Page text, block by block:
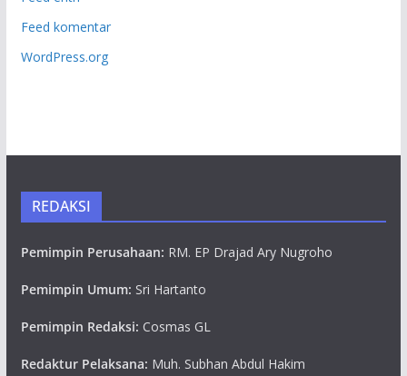
Feed komentar
WordPress.org
REDAKSI
Pemimpin Perusahaan: RM. EP Drajad Ary Nugroho
Pemimpin Umum: Sri Hartanto
Pemimpin Redaksi: Cosmas GL
Redaktur Pelaksana: Muh. Subhan Abdul Hakim